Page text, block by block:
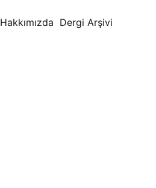
Hakkımızda Dergi Arşivi